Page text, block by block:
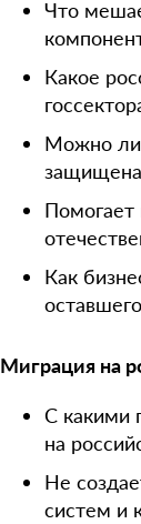
Что
Какое
Можно ли
Как
Миграция на
С какими
на
Не
систем и